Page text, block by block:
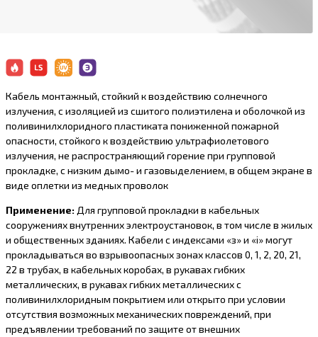
Кабель монтажный, стойкий к воздействию солнечного
излучения, с изоляцией из сшитого полиэтилена и оболочкой из
поливинилхлоридного пластиката пониженной пожарной
опасности, стойкого к воздействию ультрафиолетового
излучения, не распространяющий горение при групповой
прокладке, с низким дымо- и газовыделением, в общем экране в
виде оплетки из медных проволок
Применение:Для групповой прокладки в кабельных
сооружениях внутренних электроустановок, в том числе в жилых
и общественных зданиях. Кабели с индексами «з» и «i» могут
прокладываться во взрывоопасных зонах классов 0, 1, 2, 20, 21,
22 в трубах, в кабельных коробах, в рукавах гибких
металлических, в рукавах гибких металлических с
поливинилхлоридным покрытием или открыто при условии
отсутствия возможных механических повреждений, при
предъявлении требований по защите от внешних